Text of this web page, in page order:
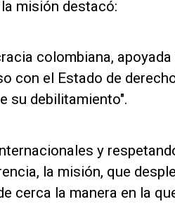
misión destacó:
colombiana,
con el Estado de
su debilitamiento".
y
la misión, que
cerca la manera en la